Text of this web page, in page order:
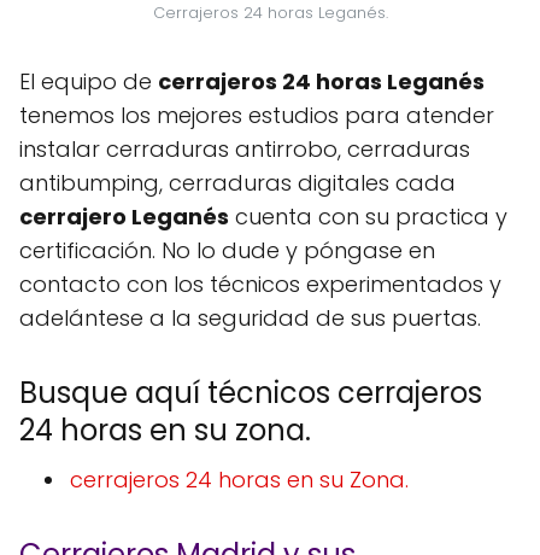
Cerrajeros 24 horas Leganés.
El equipo de cerrajeros 24 horas Leganés
tenemos los mejores estudios para atender
instalar cerraduras antirrobo, cerraduras
antibumping, cerraduras digitales cada
cerrajero Leganés cuenta con su practica y
certificación. No lo dude y póngase en
contacto con los técnicos experimentados y
adelántese a la seguridad de sus puertas.
Busque aquí técnicos cerrajeros
24 horas en su zona.
cerrajeros 24 horas en su Zona.